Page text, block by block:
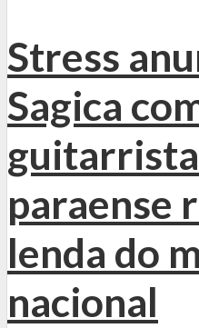
Stress
Sagica
paraense
lenda do
nacional